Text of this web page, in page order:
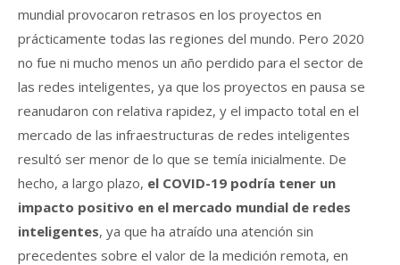
mundial provocaron retrasos en los proyectos en
prácticamente todas las regiones del mundo. Pero 2020
no fue ni mucho menos un año perdido para el sector de
las redes inteligentes, ya que los proyectos en pausa se
reanudaron con relativa rapidez, y el impacto total en el
mercado de las infraestructuras de redes inteligentes
resultó ser menor de lo que se temía inicialmente. De
hecho, a largo plazo, el COVID-19 podría tener un
impacto positivo en el mercado mundial de redes
inteligentes, ya que ha atraído una atención sin
precedentes sobre el valor de la medición remota, en